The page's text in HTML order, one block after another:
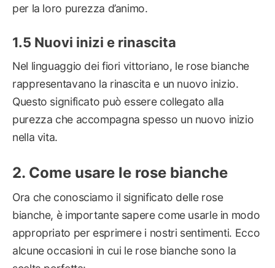
per la loro purezza d’animo.
Nuovi inizi e rinascita
Nel linguaggio dei fiori vittoriano, le rose bianche
rappresentavano la rinascita e un nuovo inizio.
Questo significato può essere collegato alla
purezza che accompagna spesso un nuovo inizio
nella vita.
Come usare le rose bianche
Ora che conosciamo il significato delle rose
bianche, è importante sapere come usarle in modo
appropriato per esprimere i nostri sentimenti. Ecco
alcune occasioni in cui le rose bianche sono la